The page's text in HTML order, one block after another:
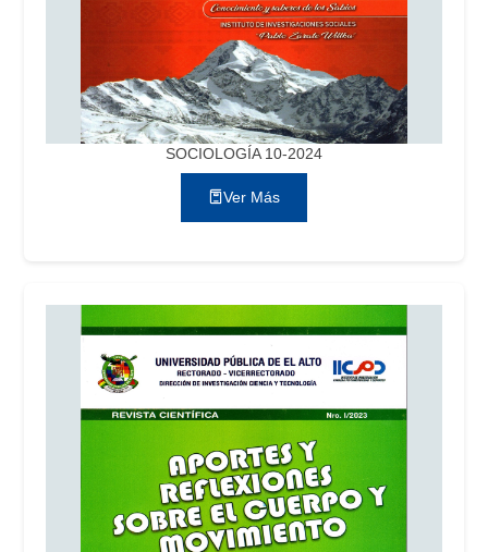
SOCIOLOGÍA 10-2024
Ver Más